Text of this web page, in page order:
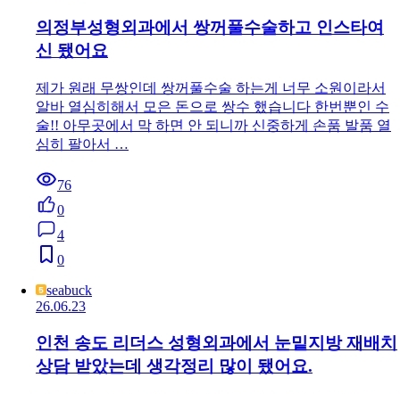
의정부성형외과에서 쌍꺼풀수술하고 인스타여
신 됐어요
제가 원래 무쌍인데 쌍꺼풀수술 하는게 너무 소원이라서
알바 열심히해서 모은 돈으로 쌍수 했습니다 한번뿐인 수
술!! 아무곳에서 막 하면 안 되니까 신중하게 손품 발품 열
심히 팔아서 …
76
0
4
0
seabuck
26.06.23
인천 송도 리더스 성형외과에서 눈밑지방 재배치
상담 받았는데 생각정리 많이 됐어요.